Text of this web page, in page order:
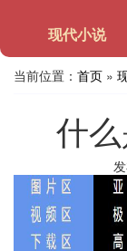
现代小说
当前位置： 首页 »
什